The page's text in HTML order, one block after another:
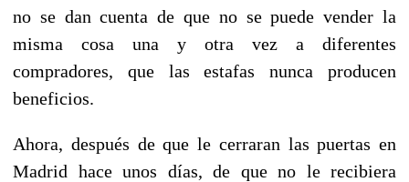
no se dan cuenta de que no se puede vender la
misma cosa una y otra vez a diferentes
compradores, que las estafas nunca producen
beneficios.
Ahora, después de que le cerraran las puertas en
Madrid hace unos días, de que no le recibiera